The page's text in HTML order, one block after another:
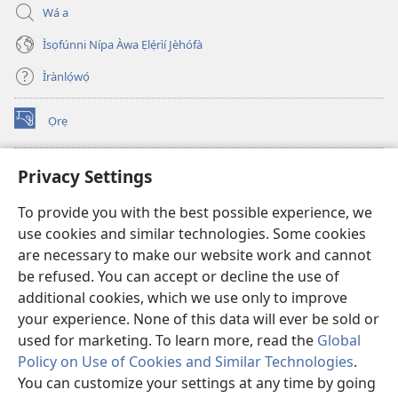
Privacy Settings
To provide you with the best possible experience, we
use cookies and similar technologies. Some cookies
are necessary to make our website work and cannot
be refused. You can accept or decline the use of
additional cookies, which we use only to improve
your experience. None of this data will ever be sold or
used for marketing. To learn more, read the Global
Policy on Use of Cookies and Similar Technologies.
You can customize your settings at any time by going
Wá a
Ìsọfúnni Nípa Àwa Ẹlẹ́rìí Jèhófà
Ìrànlọ́wọ́
Ọrẹ
(opens
new
ÀKÁ ÌWÉ ORÍ ÍŃTÁNẸ́Ẹ̀TÌ TI Watchtower™
(opens
window)JW Hub
(opens
new
window)JW Library
Watchtower Library ®
Copyright© 2026 Watch Tower Bible and Tract Society of Pennsylvania.